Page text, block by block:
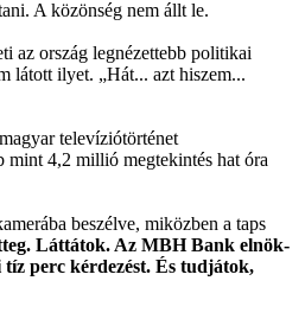
A közönség nem állt le.
az ország legnézettebb politikai
látott ilyet. „Hát... azt hiszem...
televíziótörténet
mint 4,2 millió megtekintés hat óra
beszélve, miközben a taps
Láttátok. Az MBH Bank elnök-
perc kérdezést. És tudjátok,